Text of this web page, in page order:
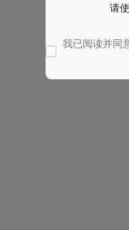
请
我已阅读并同